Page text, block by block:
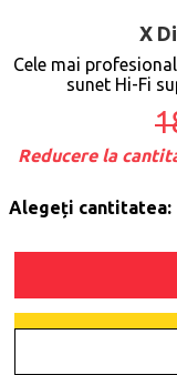
X
Cele mai
sunet Hi-Fi
Reducere la
Alegeți cantitatea: